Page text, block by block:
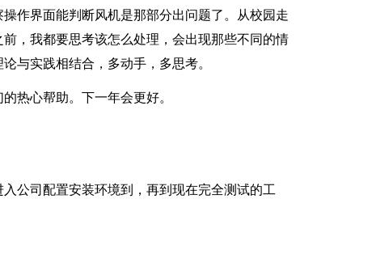
作界面能判断风机是那部分出问题了。从校园走
，我都要思考该怎么处理，会出现那些不同的情
与实践相结合，多动手，多思考。
热心帮助。下一年会更好。
公司配置安装环境到，再到现在完全测试的工